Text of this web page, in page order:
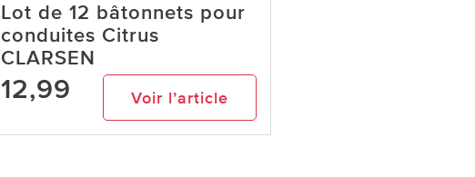
Lot de 12 bâtonnets pour
conduites Citrus
CLARSEN
12,99 Voir l’article